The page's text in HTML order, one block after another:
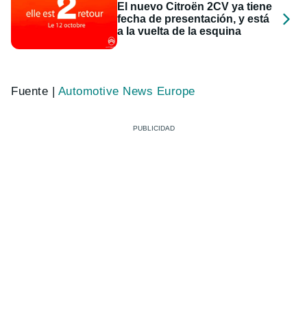
El nuevo Citroën 2CV ya tiene
fecha de presentación, y está
a la vuelta de la esquina
Fuente | Automotive News Europe